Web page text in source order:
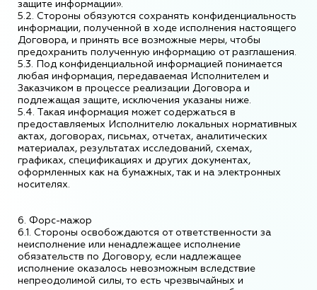
защите информации».
5.2. Стороны обязуются сохранять конфиденциальность
информации, полученной в ходе исполнения настоящего
Договора, и принять все возможные меры, чтобы
предохранить полученную информацию от разглашения.
5.3. Под конфиденциальной информацией понимается
любая информация, передаваемая Исполнителем и
Заказчиком в процессе реализации Договора и
подлежащая защите, исключения указаны ниже.
5.4. Такая информация может содержаться в
предоставляемых Исполнителю локальных нормативных
актах, договорах, письмах, отчетах, аналитических
материалах, результатах исследований, схемах,
графиках, спецификациях и других документах,
оформленных как на бумажных, так и на электронных
носителях.
6. Форс-мажор
6.1. Стороны освобождаются от ответственности за
неисполнение или ненадлежащее исполнение
обязательств по Договору, если надлежащее
исполнение оказалось невозможным вследствие
непреодолимой силы, то есть чрезвычайных и